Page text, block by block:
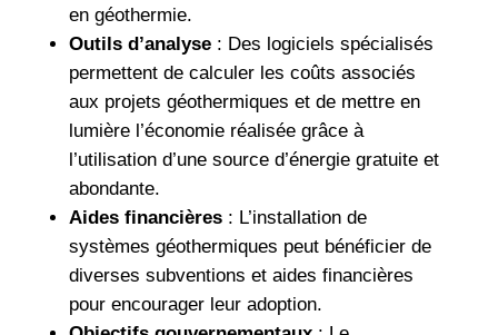
en géothermie.
Outils d’analyse: Des logiciels spécialisés
permettent de calculer les coûts associés
aux projets géothermiques et de mettre en
lumière l’économie réalisée grâce à
l’utilisation d’une source d’énergie gratuite et
abondante.
Aides financières: L’installation de
systèmes géothermiques peut bénéficier de
diverses subventions et aides financières
pour encourager leur adoption.